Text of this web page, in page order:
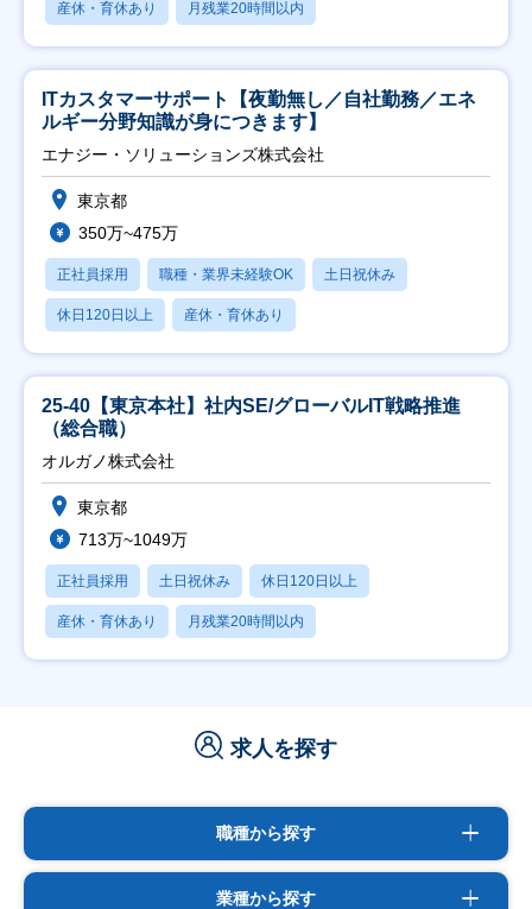
産休・育休あり 月残業20時間以内
ITカスタマーサポート【夜勤無し／自社勤務／エネ
ルギー分野知識が身につきます】
エナジー・ソリューションズ株式会社
東京都
350万~475万
正社員採用 職種・業界未経験OK 土日祝休み
休日120日以上 産休・育休あり
25-40【東京本社】社内SE/グローバルIT戦略推進
（総合職）
オルガノ株式会社
東京都
713万~1049万
正社員採用 土日祝休み 休日120日以上
産休・育休あり 月残業20時間以内
求人を探す
職種から探す
業種から探す